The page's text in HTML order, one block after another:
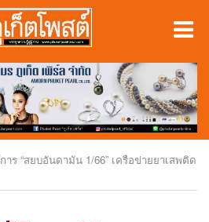
ร “สยบอันดามัน 1/66” เครือข่ายยาเสพติด